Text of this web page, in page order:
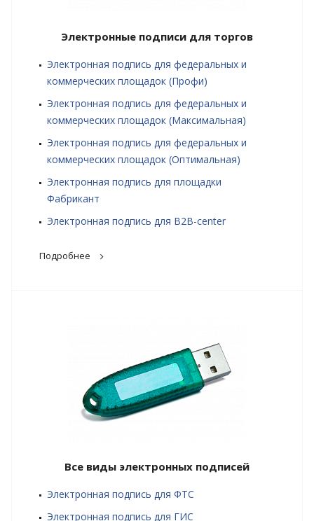
Электронные подписи для торгов
Электронная подпись для федеральных и
коммерческих площадок (Профи)
Электронная подпись для федеральных и
коммерческих площадок (Максимальная)
Электронная подпись для федеральных и
коммерческих площадок (Оптимальная)
Электронная подпись для площадки
Фабрикант
Электронная подпись для B2B-center
Подробнее
Все виды электронных подписей
Электронная подпись для ФТС
Электронная подпись для ГИС